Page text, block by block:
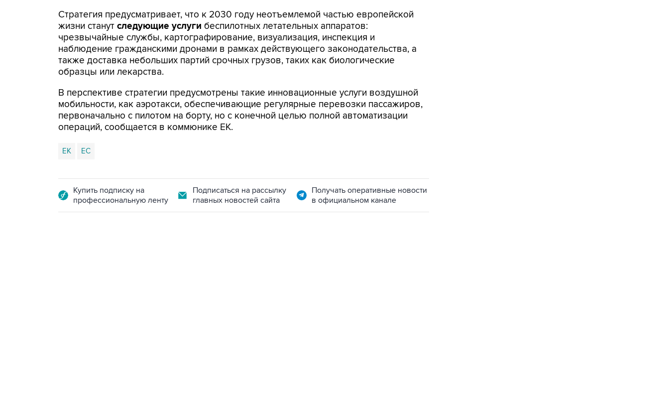
Стратегия предусматривает, что к 2030 году неотъемлемой частью европейской
жизни станут следующие услуги беспилотных летательных аппаратов:
чрезвычайные службы, картографирование, визуализация, инспекция и
наблюдение гражданскими дронами в рамках действующего законодательства, а
также доставка небольших партий срочных грузов, таких как биологические
образцы или лекарства.
В перспективе стратегии предусмотрены такие инновационные услуги воздушной
мобильности, как аэротакси, обеспечивающие регулярные перевозки пассажиров,
первоначально с пилотом на борту, но с конечной целью полной автоматизации
операций, сообщается в коммюнике ЕК.
ЕК ЕС
Купить подписку на
профессиональную ленту
Подписаться на рассылку
главных новостей сайта
Получать оперативные новости
в официальном канале